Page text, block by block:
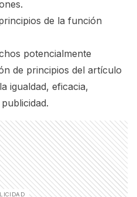
de la función
potencialmente
de principios del artículo
igualdad, eficacia,